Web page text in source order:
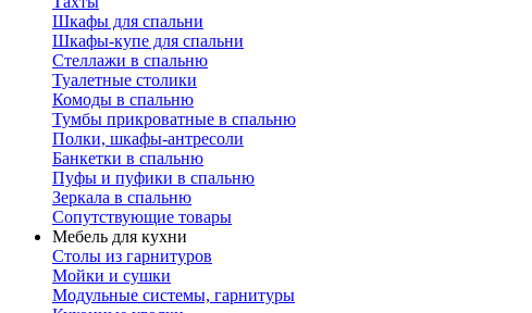
Шкафы для спальни
Шкафы-купе для спальни
Стеллажи в спальню
Туалетные столики
Комоды в спальню
Тумбы прикроватные в спальню
Полки, шкафы-антресоли
Банкетки в спальню
Пуфы и пуфики в спальню
Зеркала в спальню
Сопутствующие товары
Мебель для кухни
Столы из гарнитуров
Мойки и сушки
Модульные системы, гарнитуры